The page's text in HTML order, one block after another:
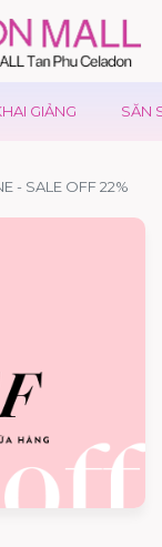
GIẢNG SĂN
- SALE OFF 22%